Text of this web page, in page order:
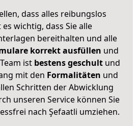
dass alles reibungslos
wichtig, dass Sie alle
bereithalten und alle
korrekt ausfüllen und
ist bestens geschult und
mit den Formalitäten und
Schritten der Abwicklung
unseren Service können Sie
nach Şefaatli umziehen.